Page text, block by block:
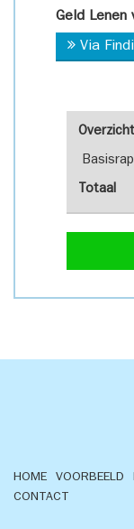
Totaal
Geld Lenen
Via
HOME VOORBEELD
CONTACT